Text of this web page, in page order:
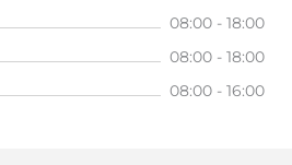
08:00 - 18:00
08:00 - 18:00
08:00 - 16:00